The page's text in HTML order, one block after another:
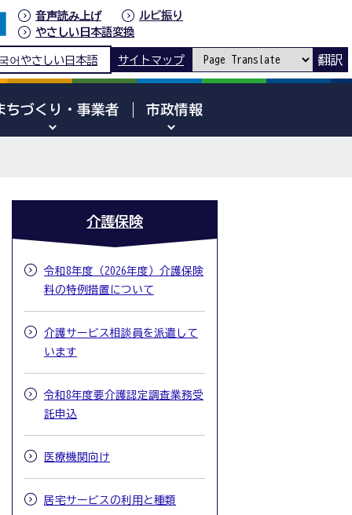
音声読み上げ
ルビ振り
やさしい日本語変換
어 やさしい日本語 サイトマップ 翻訳
ちづくり・事業者 市政情報
介護保険
令和8年度（2026年度）介護保険
料の特例措置について
介護サービス相談員を派遣して
います
令和8年度要介護認定調査業務受
託申込
医療機関向け
居宅サービスの利用と種類